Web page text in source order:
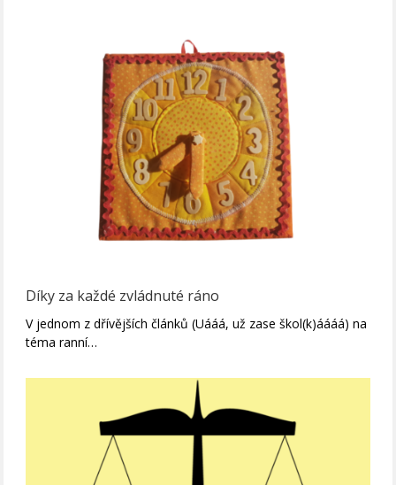
Díky za každé zvládnuté ráno
V jednom z dřívějších článků (Uááá, už zase škol(k)áááá) na
téma ranní…